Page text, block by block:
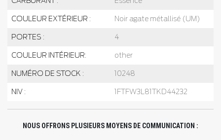
COULEUR EXTÉRIEUR : Noir agate métallisé (UM)
PORTES : 4
COULEUR INTÉRIEUR: other
NUMÉRO DE STOCK : 10248
NIV : 1FTFW3L81TKD44232
NOUS OFFRONS PLUSIEURS MOYENS DE COMMUNICATION :